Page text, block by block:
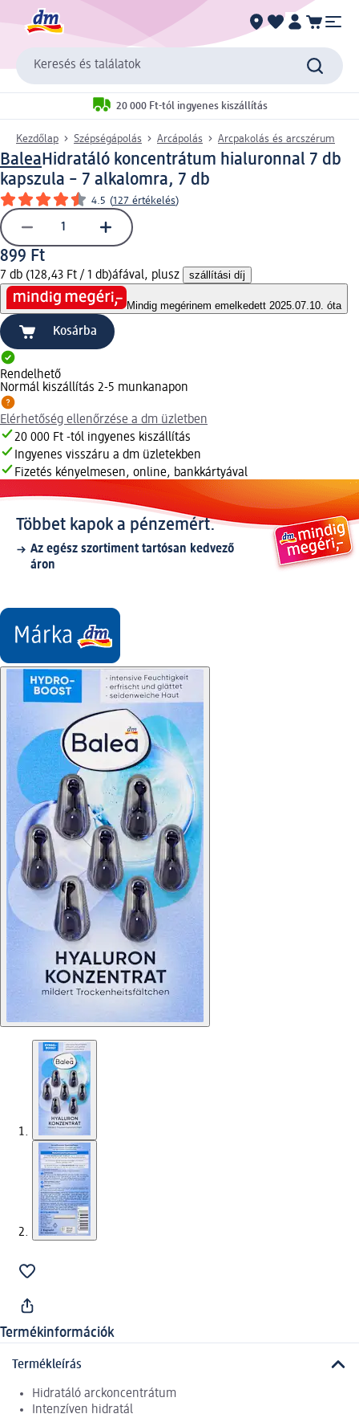
Keresés és találatok
20 000 Ft-tól ingyenes kiszállítás
Kezdőlap Szépségápolás Arcápolás Arcpakolás és arcszérum
Balea Hidratáló koncentrátum hialuronnal 7 db
kapszula – 7 alkalomra, 7 db
4.5 (127 értékelés)
899 Ft
7 db (128,43 Ft / 1 db)áfával, plusz szállítási díj
Mindig megérinem emelkedett 2025.07.10. óta
Kosárba
Rendelhető
Normál kiszállítás 2-5 munkanapon
Elérhetőség ellenőrzése a dm üzletben
20 000 Ft -tól ingyenes kiszállítás
Ingyenes visszáru a dm üzletekben
Fizetés kényelmesen, online, bankkártyával
Többet kapok a pénzemért.
Az egész szortiment tartósan kedvező
áron
Termékinformációk
Termékleírás
Hidratáló arckoncentrátum
Intenzíven hidratál